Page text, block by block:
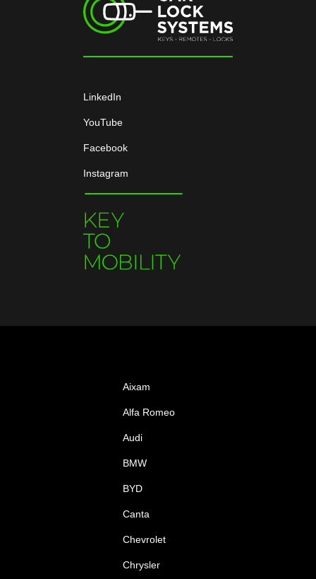
LinkedIn
YouTube
Facebook
Instagram
Aixam
Alfa Romeo
Audi
BMW
BYD
Canta
Chevrolet
Chrysler